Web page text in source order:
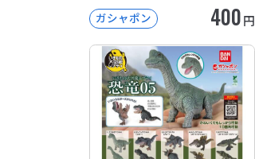
ガシャポン 400円